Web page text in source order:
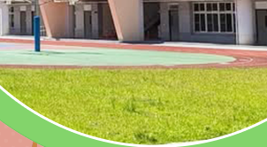
是遊戲 - 兒童遊
坊 （中部場
遊戲室之規畫與
注意之可及性格
本市桃園區中埔
市115年度兒
管理訓練-獨輪
立羅東高級中
命教育議題深化
LED跑馬燈文字